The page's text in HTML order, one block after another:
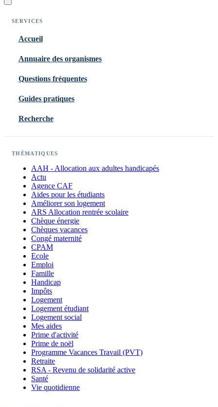
SERVICES
Accueil
Annuaire des organismes
Questions fréquentes
Guides pratiques
Recherche
THÉMATIQUES
AAH - Allocation aux adultes handicapés
Actu
Agence CAF
Aides pour les étudiants
Améliorer son logement
ARS Allocation rentrée scolaire
Chèque énergie
Chèques vacances
Congé maternité
CPAM
Ecole
Emploi
Famille
Handicap
Impôts
Logement
Logement étudiant
Logement social
Mes aides
Prime d'activité
Prime de noël
Programme Vacances Travail (PVT)
Retraite
RSA - Revenu de solidarité active
Santé
Vie quotidienne